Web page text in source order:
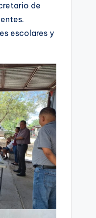
de
escolares y